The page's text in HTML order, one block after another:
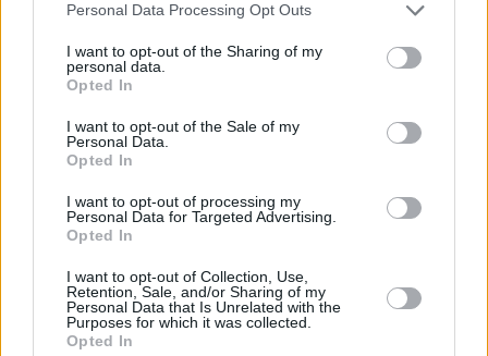
negar su consentimiento. Tenga en cuenta que algún
de su consentimiento, pero usted tiene el derecho de
rechazar tal procesamiento. Sus preferencias se aplicarán
cualquier momento entrando de nuevo en este sitio web o
visitando nuestra política de privacidad.
Personal Data Processing Opt Outs
I want to opt-out of the Sharing of my
personal data.
Opted In
I want to opt-out of the Sale of my
Personal Data.
Opted In
I want to opt-out of processing my
Personal Data for Targeted Advertising.
Opted In
I want to opt-out of Collection, Use,
Retention, Sale, and/or Sharing of my
Personal Data that Is Unrelated with the
Purposes for which it was collected.
Opted In